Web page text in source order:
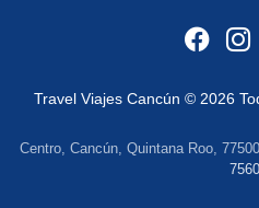
Travel Viajes Cancún © 2026
Centro, Cancún, Quintana Roo, 77500
7560